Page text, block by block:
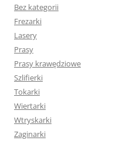
Bez kategorii
Frezarki
Lasery
Prasy
Prasy krawędziowe
Szlifierki
Tokarki
Wiertarki
Wtryskarki
Zaginarki